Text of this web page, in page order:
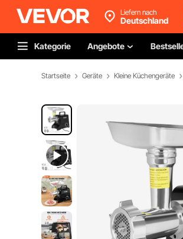
Liefern nach
Deutschland
Kategorie Angebote
Startseite Geräte Kleine Küchengeräte